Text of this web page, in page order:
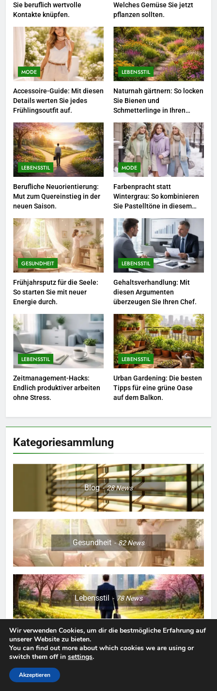
jetzt frischen Wind in Ihren Job.
LEBENSSTIL
3
Networking-Strategien: Wie Sie
beruflich wertvolle Kontakte
knüpfen.
LEBENSSTIL
4
Selbstversorger-Glück: Welches
Gemüse Sie jetzt pflanzen
sollten.
LEBENSSTIL
5
Accessoire-Guide: Mit diesen
Details werten Sie jedes
Frühlingsoutfit auf.
6
Naturnah gärtnern: So locken
Sie Bienen und Schmetterlinge
in Ihren Garten.
7
Berufliche Neuorientierung: Mut
zum Quereinstieg in der neuen
Saison.
LEBENSSTIL
8
Farbenpracht statt Wintergrau:
So kombinieren Sie Pastelltöne
in diesem Jahr.
Sie beruflich wertvolle
Kontakte knüpfen.
Welches Gemüse Sie jetzt
pflanzen sollten.
MODE
Accessoire-Guide: Mit diesen
Details werten Sie jedes
Frühlingsoutfit auf.
LEBENSSTIL
Naturnah gärtnern: So locken
Sie Bienen und
Schmetterlinge in Ihren
LEBENSSTIL
Berufliche Neuorientierung:
Mut zum Quereinstieg in der
neuen Saison.
MODE
Farbenpracht statt
Wintergrau: So kombinieren
Sie Pastelltöne in diesem
GESUNDHEIT
Frühjahrsputz für die Seele:
So starten Sie mit neuer
Energie durch.
LEBENSSTIL
Gehaltsverhandlung: Mit
diesen Argumenten
überzeugen Sie Ihren Chef.
LEBENSSTIL
Zeitmanagement-Hacks:
Endlich produktiver arbeiten
ohne Stress.
LEBENSSTIL
Urban Gardening: Die besten
Tipps für eine grüne Oase
auf dem Balkon.
Kategoriesammlung
Blog 28News
Gesundheit 82News
Lebensstil 78News
Mode
Wir verwenden Cookies, um dir die bestmögliche Erfahrung auf
unserer Website zu bieten.
You can find out more about which cookies we are using or
switch them off in settings.
Akzeptieren